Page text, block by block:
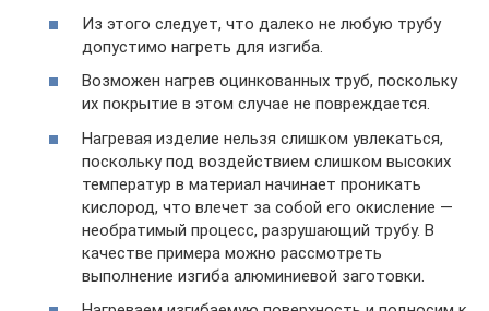
Из этого следует, что далеко не любую трубу
допустимо нагреть для изгиба.
Возможен нагрев оцинкованных труб, поскольку
их покрытие в этом случае не повреждается.
Нагревая изделие нельзя слишком увлекаться,
поскольку под воздействием слишком высоких
температур в материал начинает проникать
кислород, что влечет за собой его окисление —
необратимый процесс, разрушающий трубу. В
качестве примера можно рассмотреть
выполнение изгиба алюминиевой заготовки.